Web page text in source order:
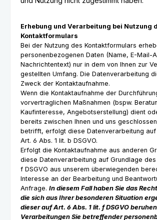
Erhebung und Verarbeitung bei Nutzung
Kontaktformulars
Bei der Nutzung des Kontaktformulars
personenbezogenen Daten (Name, E-Mail-
Nachrichtentext) nur in dem von Ihnen zur
gestellten Umfang. Die Datenverarbeitung
Zweck der Kontaktaufnahme.
Wenn die Kontaktaufnahme der
vorvertraglichen Maßnahmen (bspw.
Kaufinteresse, Angebotserstellung) dient
bereits zwischen Ihnen und uns
betrifft, erfolgt diese Datenverarbeitung auf
Art. 6 Abs. 1 lit. b DSGVO.
Erfolgt die Kontaktaufnahme aus anderen
diese Datenverarbeitung auf Grundlage des
f DSGVO aus unserem überwiegenden
Interesse an der Bearbeitung und
Anfrage. In diesem Fall haben Sie das
die sich aus Ihrer besonderen Situation
dieser auf Art. 6 Abs. 1 lit. f DSGVO
Verarbeitungen Sie betreffender